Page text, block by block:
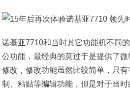
诺基亚7710和当时其它功能机不同
公功能，最经典的莫过于是提供了
修改，修改功能虽然比较简单，只
制、粘贴等编辑功能，但是对于当